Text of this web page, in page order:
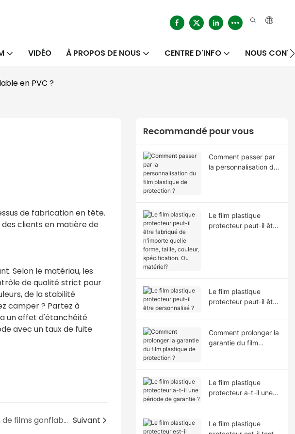
VIDÉO À PROPOS DE NOUS CENTRE D'INFO NOUS
en PVC ?
de fabrication en tête.
des clients en matière de
Selon le matériau, les
de qualité strict pour
de la stabilité
camper ? Partez à
un effet d'étanchéité
avec un taux de fuite
Destinations d'exportation de films gonflables en PVC Suivant
Recommandé pour vous
Comment passer par
la personnalisation du
Le film plastique
protecteur peut-il être
Le film plastique
protecteur peut-il être
Comment prolonger la
garantie du film
Le film plastique
protecteur a-t-il une
Le film plastique